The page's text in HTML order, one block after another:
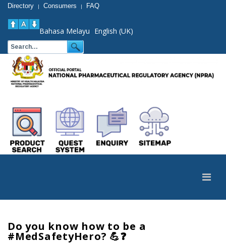
Directory | Consumers | FAQ
Bahasa Melayu English (UK)
Do you know how to be a
#MedSafetyHero? 💪❓